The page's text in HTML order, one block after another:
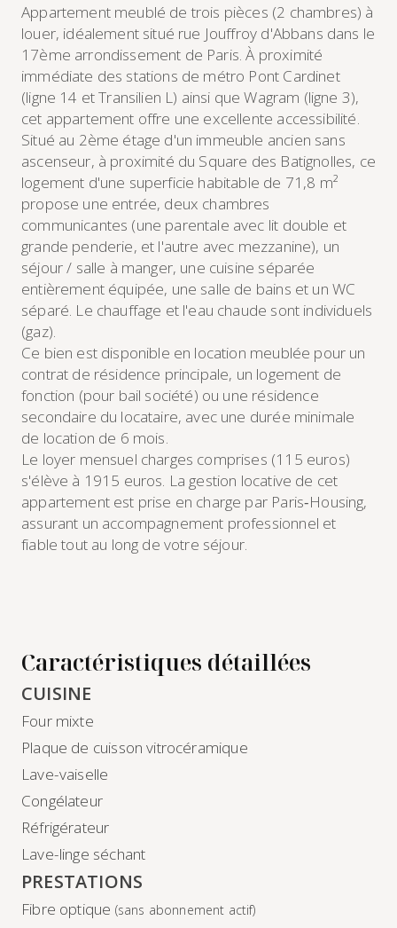
Appartement meublé de trois pièces (2 chambres) à
louer, idéalement situé rue Jouffroy d'Abbans dans le
17ème arrondissement de Paris. À proximité
immédiate des stations de métro Pont Cardinet
(ligne 14 et Transilien L) ainsi que Wagram (ligne 3),
cet appartement offre une excellente accessibilité.
Situé au 2ème étage d'un immeuble ancien sans
ascenseur, à proximité du Square des Batignolles, ce
logement d'une superficie habitable de 71,8 m²
propose une entrée, deux chambres
communicantes (une parentale avec lit double et
grande penderie, et l'autre avec mezzanine), un
séjour / salle à manger, une cuisine séparée
entièrement équipée, une salle de bains et un WC
séparé. Le chauffage et l'eau chaude sont individuels
(gaz).
Ce bien est disponible en location meublée pour un
contrat de résidence principale, un logement de
fonction (pour bail société) ou une résidence
secondaire du locataire, avec une durée minimale
de location de 6 mois.
Le loyer mensuel charges comprises (115 euros)
s'élève à 1915 euros. La gestion locative de cet
appartement est prise en charge par Paris‑Housing,
assurant un accompagnement professionnel et
fiable tout au long de votre séjour.
Caractéristiques détaillées
CUISINE
Four mixte
Plaque de cuisson vitrocéramique
Lave-vaiselle
Congélateur
Réfrigérateur
Lave-linge séchant
PRESTATIONS
Fibre optique (sans abonnement actif)